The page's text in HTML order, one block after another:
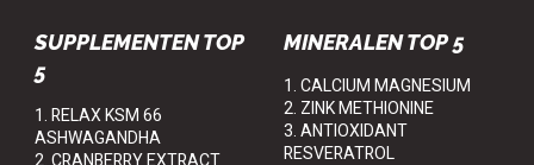
SUPPLEMENTEN TOP
5
1. RELAX KSM 66
ASHWAGANDHA
MINERALEN TOP 5
1. CALCIUM MAGNESIUM
2. ZINK METHIONINE
3. ANTIOXIDANT
RESVERATROL